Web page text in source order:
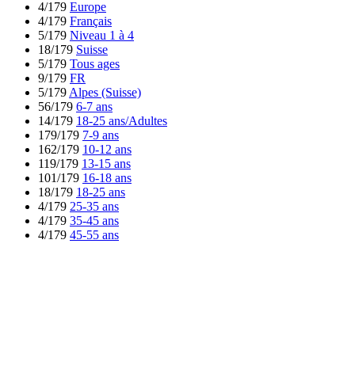
4/179 Europe
4/179 Français
5/179 Niveau 1 à 4
18/179 Suisse
5/179 Tous ages
9/179 FR
5/179 Alpes (Suisse)
56/179 6-7 ans
14/179 18-25 ans/Adultes
179/179 7-9 ans
162/179 10-12 ans
119/179 13-15 ans
101/179 16-18 ans
18/179 18-25 ans
4/179 25-35 ans
4/179 35-45 ans
4/179 45-55 ans